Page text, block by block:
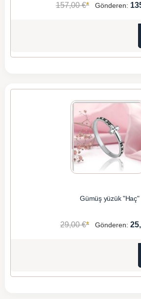
157,00 €* Gönderen:
Gümüş yüzük "Haç"
29,00 €* Gönderen: